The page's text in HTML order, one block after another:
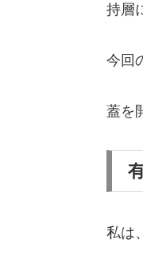
持層
今回
蓋を
私は